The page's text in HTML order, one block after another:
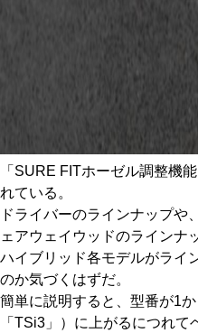
「SURE FITホーゼル調整機
れている。
ドライバーのラインナップや
ェアウェイウッドのラインナ
ハイブリッド各モデルがライ
のか気づくはずだ。
簡単に説明すると、型番が1
「TSi3」）に上がるにつれ